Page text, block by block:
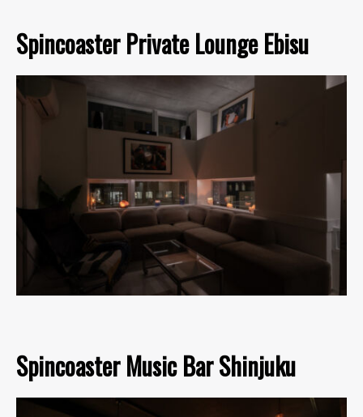
Spincoaster Private Lounge Ebisu
Spincoaster Music Bar Shinjuku